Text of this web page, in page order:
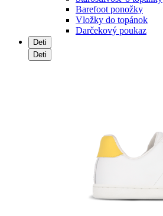
Barefoot ponožky
Vložky do topánok
Darčekový poukaz
Deti
Deti